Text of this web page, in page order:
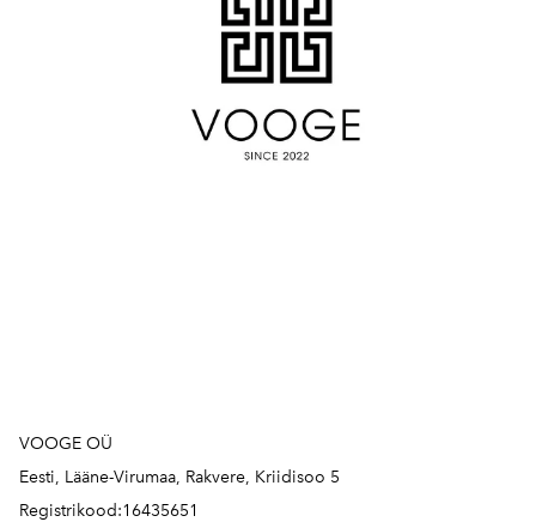
VOOGE OÜ
Eesti, Lääne-Virumaa, Rakvere, Kriidisoo 5
Registrikood:16435651